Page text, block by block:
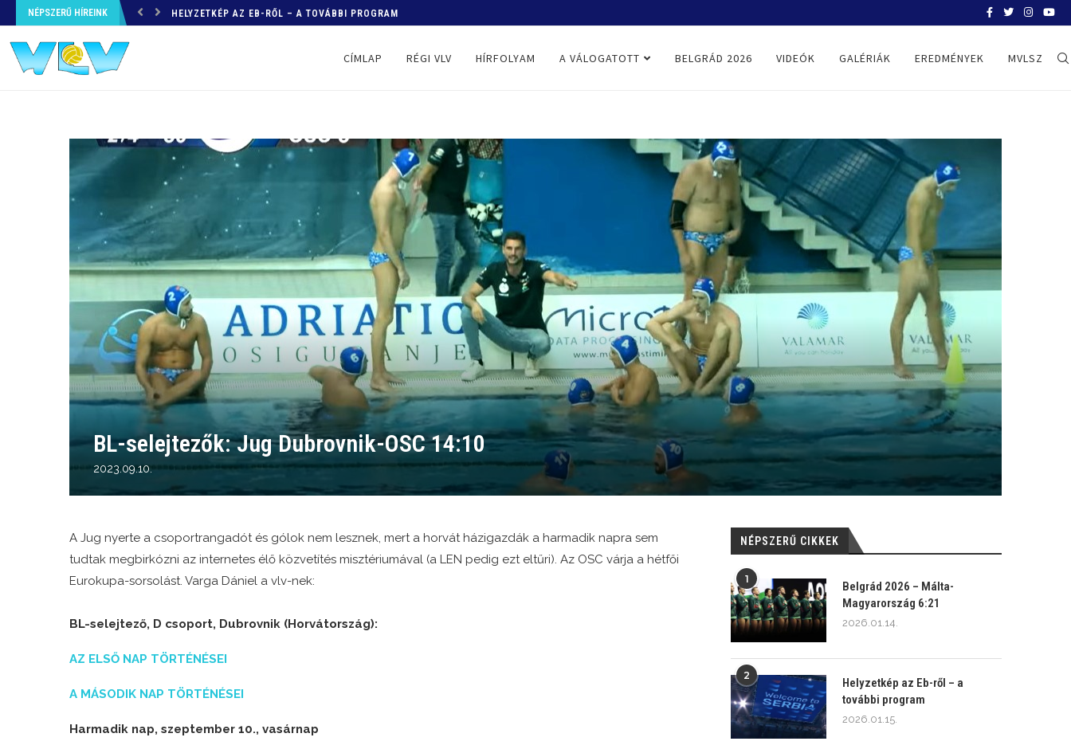
NÉPSZERŰ HÍREINK HELYZETKÉP AZ EB-RŐL – A TOVÁBBI PROGRAM
CÍMLAP RÉGI VLV HÍRFOLYAM A VÁLOGATOTT BELGRÁD 2026 VIDEÓK GALÉRIÁK EREDMÉNYEK MVLSZ
BL-selejtezők: Jug Dubrovnik-OSC 14:10
2023.09.10.
A Jug nyerte a csoportrangadót és gólok nem lesznek, mert a horvát házigazdák a harmadik napra sem
tudtak megbirkózni az internetes élő közvetítés misztériumával (a LEN pedig ezt eltűri). Az OSC várja a hétfői
Eurokupa-sorsolást. Varga Dániel a vlv-nek:
BL-selejtező, D csoport, Dubrovnik (Horvátország):
AZ ELSŐ NAP TÖRTÉNÉSEI
A MÁSODIK NAP TÖRTÉNÉSEI
Harmadik nap, szeptember 10., vasárnap
NÉPSZERŰ CIKKEK
1
Belgrád 2026 – Málta-
Magyarország 6:21
2026.01.14.
2
Helyzetkép az Eb-ről – a
további program
2026.01.15.